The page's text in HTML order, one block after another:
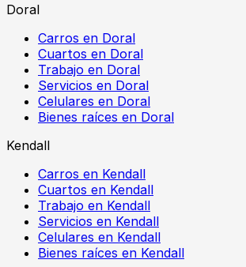
Doral
Carros en Doral
Cuartos en Doral
Trabajo en Doral
Servicios en Doral
Celulares en Doral
Bienes raíces en Doral
Kendall
Carros en Kendall
Cuartos en Kendall
Trabajo en Kendall
Servicios en Kendall
Celulares en Kendall
Bienes raíces en Kendall